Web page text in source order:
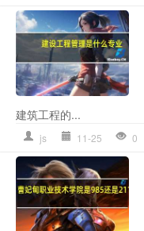
建筑工程的...
js 11-25 0